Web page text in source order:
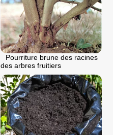
Pourriture brune des racines
des arbres fruitiers